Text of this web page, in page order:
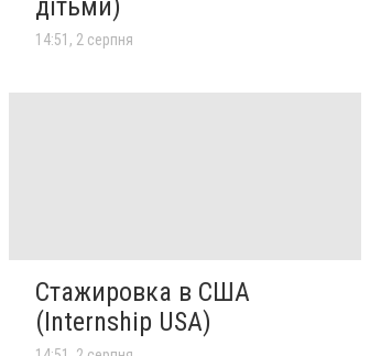
дітьми)
14:51, 2 серпня
Стажировка в США
(Internship USA)